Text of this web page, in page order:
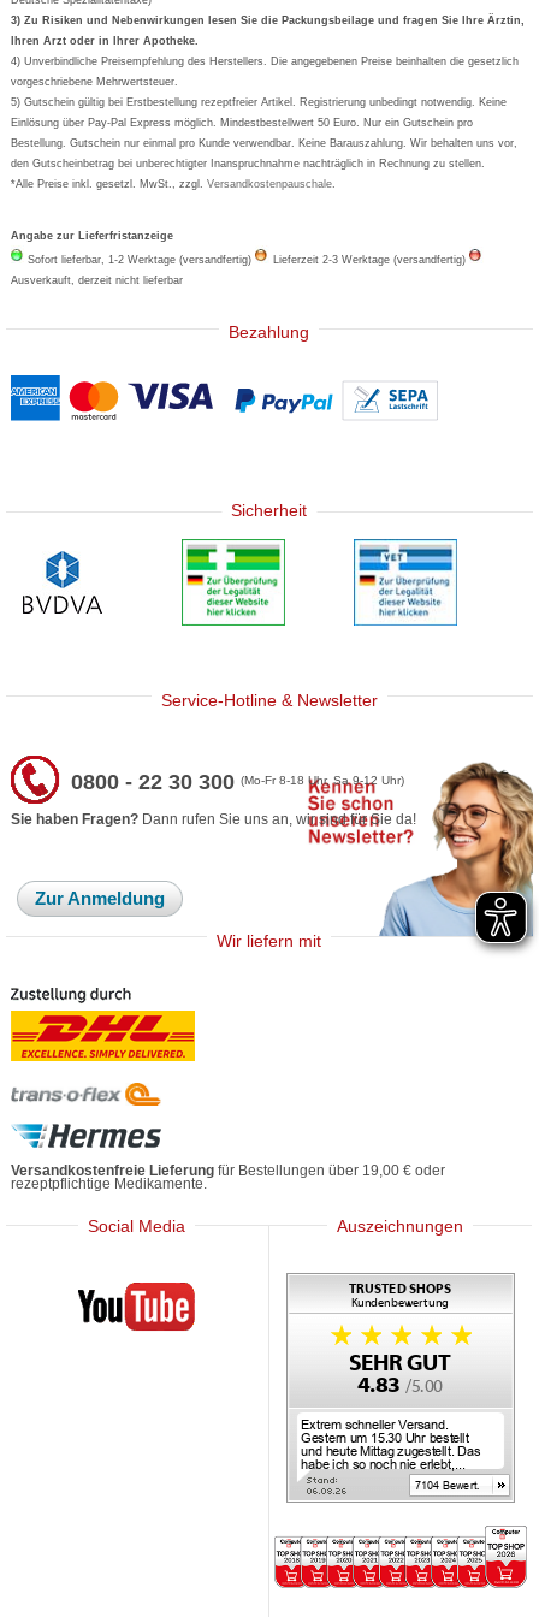
Formoline
Wick
Eucerin
Basica
3) Zu Risiken und Nebenwirkungen lesen Sie die Packungsbeilage und fragen Sie Ihre Ärztin,
Ihren Arzt oder in Ihrer Apotheke.
4) Unverbindliche Preisempfehlung des Herstellers. Die angegebenen Preise beinhalten die gesetzlich
vorgeschriebene Mehrwertsteuer.
5) Gutschein gültig bei Erstbestellung rezeptfreier Artikel. Registrierung unbedingt notwendig. Keine
Einlösung über Pay-Pal Express möglich. Mindestbestellwert 50 Euro. Nur ein Gutschein pro
Bestellung. Gutschein nur einmal pro Kunde verwendbar. Keine Barauszahlung. Wir behalten uns vor,
den Gutscheinbetrag bei unberechtigter Inanspruchnahme nachträglich in Rechnung zu stellen.
*Alle Preise inkl. gesetzl. MwSt., zzgl.Versandkostenpauschale
Angabe zur Lieferfristanzeige
Sofort lieferbar, 1-2 Werktage (versandfertig)
Lieferzeit 2-3 Werktage (versandfertig)
Ausverkauft, derzeit nicht lieferbar
Bezahlung
Sicherheit
Service-Hotline & Newsletter
0800 - 22 30 300(Mo-Fr 8-18 Uhr, Sa 9-12 Uhr)
Sie haben Fragen? Dann rufen Sie uns an, wir sind für Sie da!
Zur Anmeldung
Wir liefern mit
Versandkostenfreie Lieferung für Bestellungen über 19,00 € oder
rezeptpflichtige Medikamente.
Social Media
Mediherz
Auszeichnungen